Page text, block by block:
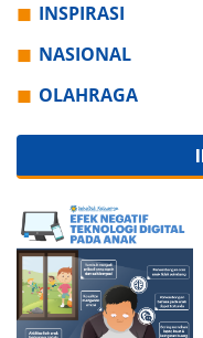
INSPIRASI
NASIONAL
OLAHRAGA